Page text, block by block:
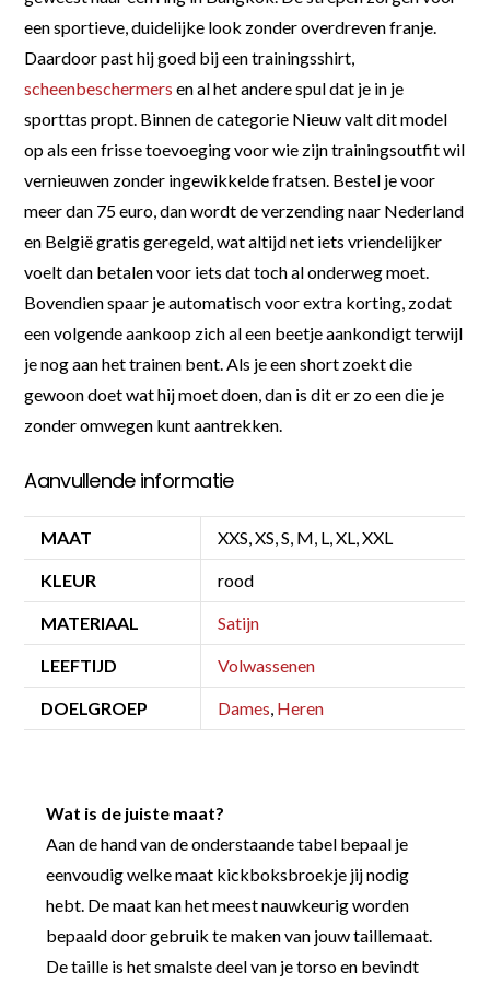
een sportieve, duidelijke look zonder overdreven franje.
Daardoor past hij goed bij een trainingsshirt,
scheenbeschermers en al het andere spul dat je in je
sporttas propt. Binnen de categorie Nieuw valt dit model
op als een frisse toevoeging voor wie zijn trainingsoutfit wil
vernieuwen zonder ingewikkelde fratsen. Bestel je voor
meer dan 75 euro, dan wordt de verzending naar Nederland
en België gratis geregeld, wat altijd net iets vriendelijker
voelt dan betalen voor iets dat toch al onderweg moet.
Bovendien spaar je automatisch voor extra korting, zodat
een volgende aankoop zich al een beetje aankondigt terwijl
je nog aan het trainen bent. Als je een short zoekt die
gewoon doet wat hij moet doen, dan is dit er zo een die je
zonder omwegen kunt aantrekken.
Aanvullende informatie
MAAT XXS, XS, S, M, L, XL, XXL
KLEUR rood
MATERIAAL Satijn
LEEFTIJD Volwassenen
DOELGROEP Dames, Heren
Wat is de juiste maat?
Aan de hand van de onderstaande tabel bepaal je
eenvoudig welke maat kickboksbroekje jij nodig
hebt. De maat kan het meest nauwkeurig worden
bepaald door gebruik te maken van jouw taillemaat.
De taille is het smalste deel van je torso en bevindt